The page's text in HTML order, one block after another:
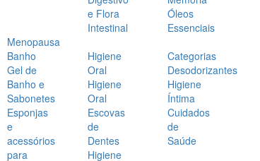
e Flora
Intestinal
Óleos
Essenciais
Menopausa
Banho
Gel de
Banho e
Sabonetes
Esponjas
e
acessórios
para
Higiene
Oral
Higiene
Oral
Escovas
de
Dentes
Higiene
Categorias
Desodorizantes
Higiene
Íntima
Cuidados
de
Saúde